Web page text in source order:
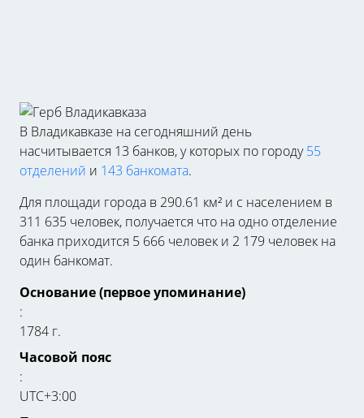
В Владикавказе на сегодняшний день
насчитывается 13 банков, у которых по городу55
отделений и 143 банкомата.
Для площади города в 290.61 км² и с населением в
311 635 человек, получается что на одно отделение
банка приходится 5 666 человек и 2 179 человек на
один банкомат.
Основание (первое упоминание)
:
1784 г.
Часовой пояс
:
UTC+3:00